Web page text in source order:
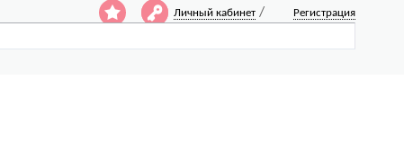
Личный кабинет / Регистрация